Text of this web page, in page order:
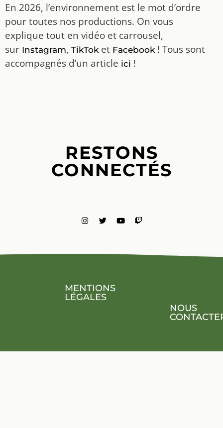
En 2026, l’environnement est le mot d’ordre
pour toutes nos productions. On vous
explique tout en vidéo et carrousel,
sur Instagram, TikToket Facebook! Tous sont
accompagnés d’un article ici !
RESTONS
CONNECTÉS
MENTIONS
LÉGALES
NOUS